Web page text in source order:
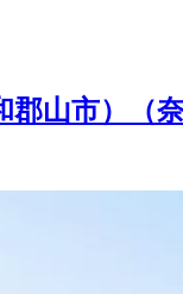
市）（奈